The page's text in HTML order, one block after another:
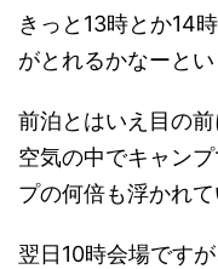
きっと13時とか14
がとれるかなーとい
前泊とはいえ目の
空気の中でキャン
プの何倍も浮かれて
翌日10時会場です